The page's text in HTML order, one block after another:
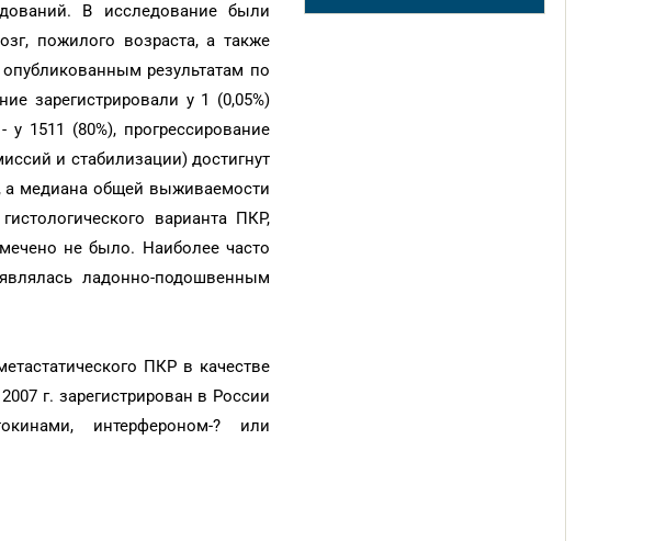
В исследование были
пожилого возраста, а также
результатам по
зарегистрировали у 1 (0,05%)
1511 (80%), прогрессирование
и стабилизации) достигнут
а медиана общей выживаемости
варианта ПКР,
не было. Наиболее часто
ладонно-подошвенным
ПКР в качестве
г. зарегистрирован в России
интерфероном-? или